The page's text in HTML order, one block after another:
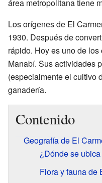
área metropolitana tiene
Los orígenes de El
1930. Después de
rápido. Hoy es uno de
Manabí. Sus actividades
(especialmente el cultivo
ganadería.
Contenido
Geografía de El
¿Dónde se
Flora y fauna de